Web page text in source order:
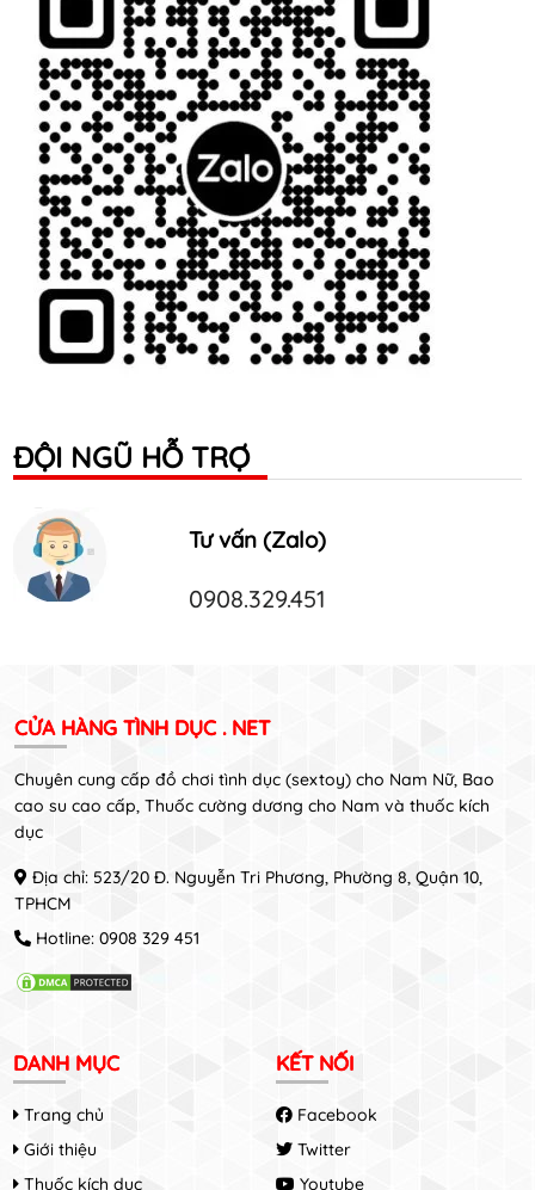
ĐỘI NGŨ HỖ TRỢ
Tư vấn (Zalo)
0908.329.451
CỬA HÀNG TÌNH DỤC . NET
Chuyên cung cấp đồ chơi tình dục (sextoy) cho Nam Nữ, Bao
cao su cao cấp, Thuốc cường dương cho Nam và thuốc kích
dục
Địa chỉ: 523/20 Đ. Nguyễn Tri Phương, Phường 8, Quận 10,
TPHCM
Hotline: 0908 329 451
DANH MỤC
Trang chủ
Giới thiệu
Thuốc kích dục
KẾT NỐI
Facebook
Twitter
Youtube